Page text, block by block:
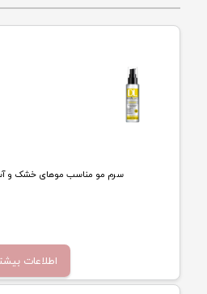
سرم مو مناسب موهای خشک و
اطلاعات